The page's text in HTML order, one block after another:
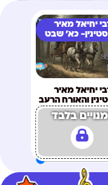
יחיאל מאיר
כא' שבט
יחיאל מאיר
והאורח הרעב
חלק ב
בלבד